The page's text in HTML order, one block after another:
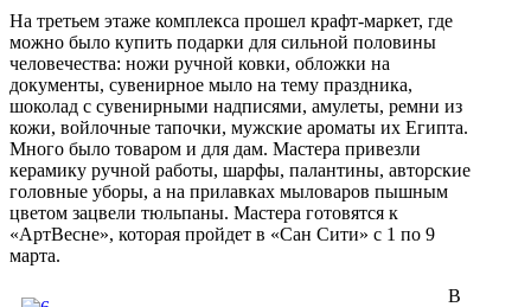
На третьем этаже комплекса прошел крафт-маркет, где
можно было купить подарки для сильной половины
человечества: ножи ручной ковки, обложки на
документы, сувенирное мыло на тему праздника,
шоколад с сувенирными надписями, амулеты, ремни из
кожи, войлочные тапочки, мужские ароматы их Египта.
Много было товаром и для дам. Мастера привезли
керамику ручной работы, шарфы, палантины, авторские
головные уборы, а на прилавках мыловаров пышным
цветом зацвели тюльпаны. Мастера готовятся к
«АртВесне», которая пройдет в «Сан Сити» с 1 по 9
марта.
В